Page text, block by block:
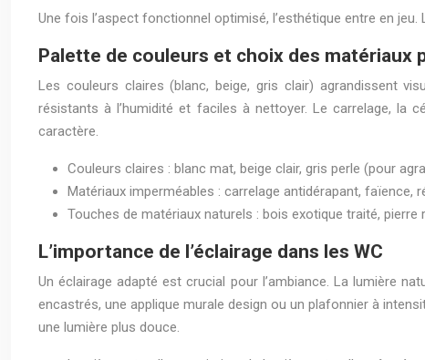
Une fois l’aspect fonctionnel optimisé, l’esthétique entre en
Palette de couleurs et choix des matériaux
Les couleurs claires (blanc, beige, gris clair) agrandissent
résistants à l’humidité et faciles à nettoyer. Le carrelage, la
caractère.
Couleurs claires : blanc mat, beige clair, gris perle (pour
Matériaux imperméables : carrelage antidérapant, faïence,
Touches de matériaux naturels : bois exotique traité,
L’importance de l’éclairage dans les WC
Un éclairage adapté est crucial pour l’ambiance. La lumière
encastrés, une applique murale design ou un plafonnier à
une lumière plus douce.